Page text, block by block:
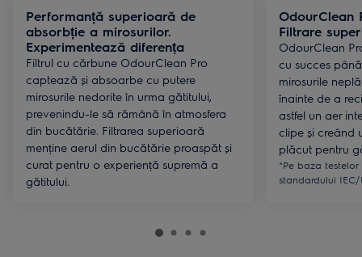
Performanță superioară de
absorbție a mirosurilor.
Experimentează diferența
Filtrul cu cărbune OdourClean Pro
captează și absoarbe cu putere
mirosurile nedorite în urma gătitului,
prevenindu-le să rămână în atmosfera
din bucătărie. Filtrarea superioară
menține aerul din bucătărie proaspăt și
curat pentru o experiență supremă a
gătitului.
OdourClean
Filtrare
OdourClean
cu succes
mirosurile
înainte de a
astfel un aer
clipe și creând
plăcut pentru
*Pe baza
standardului IEC/